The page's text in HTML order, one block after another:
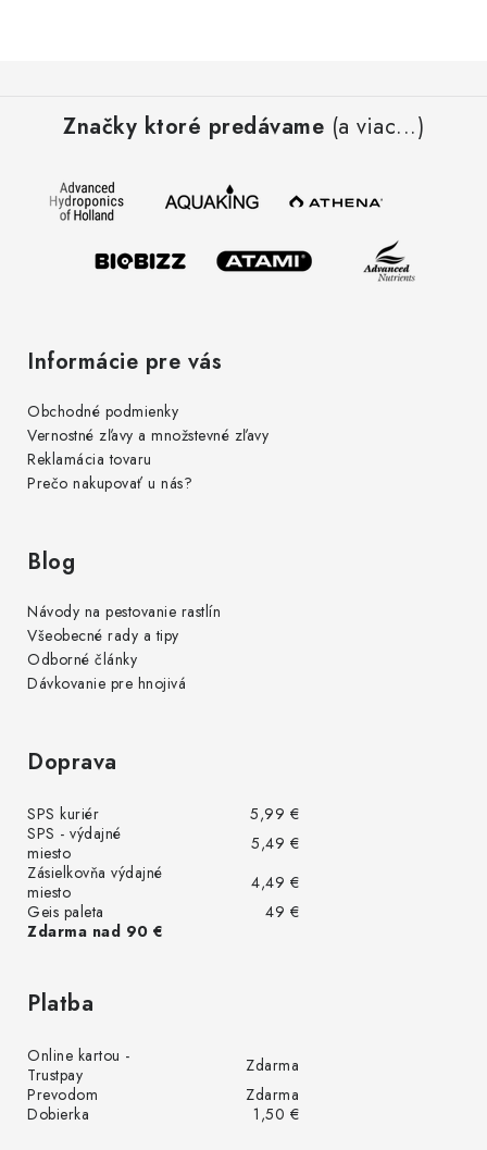
Značky ktoré predávame (a viac...)
Informácie pre vás
Obchodné podmienky
Vernostné zľavy a množstevné zľavy
Reklamácia tovaru
Prečo nakupovať u nás?
Blog
Návody na pestovanie rastlín
Všeobecné rady a tipy
Odborné články
Dávkovanie pre hnojivá
Doprava
SPS kuriér
5,99 €
SPS - výdajné
miesto
5,49 €
Zásielkovňa výdajné
miesto
4,49 €
Geis paleta
49 €
Zdarma nad 90 €
Platba
Online kartou -
Trustpay
Zdarma
Prevodom
Zdarma
Dobierka
1,50 €